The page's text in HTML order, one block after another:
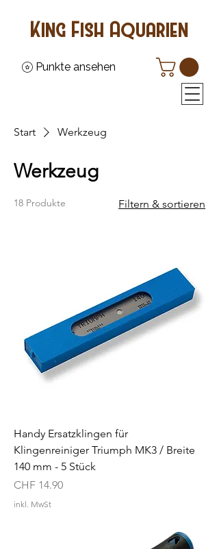
Punkte ansehen
King Fish Aquarien
Start Werkzeug
Werkzeug
18 Produkte Filtern & sortieren
Handy Ersatzklingen für
Klingenreiniger Triumph MK3 / Breite
140 mm - 5 Stück
Preis
CHF 14.90
inkl. MwSt